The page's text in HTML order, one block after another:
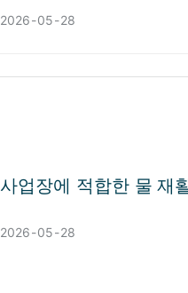
지에 대한 프로젝트 시나리오
2026 05 28
사업장에 적합한 물 재
2026 05 28